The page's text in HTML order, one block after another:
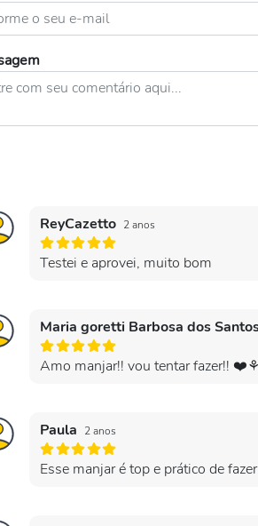
ReyCazetto 2 anos
Testei e aprovei, muito bom
Maria goretti Barbosa dos
Amo manjar!! vou tentar fazer!! ❤️⚘️
Paula 2 anos
Esse manjar é top e prático de fazer